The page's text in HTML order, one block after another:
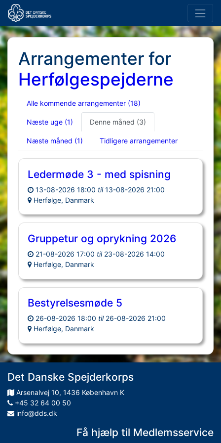
Arrangementer for
Herfølgespejderne
Alle kommende arrangementer (18)
Næste uge (1) Denne måned (3)
Næste måned (1) Tidligere arrangementer
Ledermøde 3 - med spisning
13-08-2026 18:00 til 13-08-2026 21:00
Herfølge, Danmark
Gruppetur og oprykning 2026
21-08-2026 17:00 til 23-08-2026 14:00
Herfølge, Danmark
Bestyrelsesmøde 5
26-08-2026 18:00 til 26-08-2026 21:00
Herfølge, Danmark
Det Danske Spejderkorps
Arsenalvej 10, 1436 København K
+45 32 64 00 50
info@dds.dk
Få hjælp til Medlemsservice